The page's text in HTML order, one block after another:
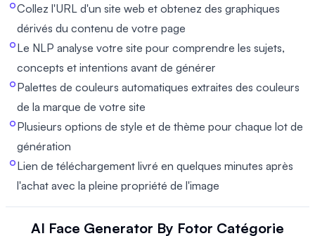
Collez l'URL d'un site web et obtenez des graphiques
dérivés du contenu de votre page
Le NLP analyse votre site pour comprendre les sujets,
concepts et intentions avant de générer
Palettes de couleurs automatiques extraites des couleurs
de la marque de votre site
Plusieurs options de style et de thème pour chaque lot de
génération
Lien de téléchargement livré en quelques minutes après
l'achat avec la pleine propriété de l'image
AI Face Generator By Fotor Catégorie